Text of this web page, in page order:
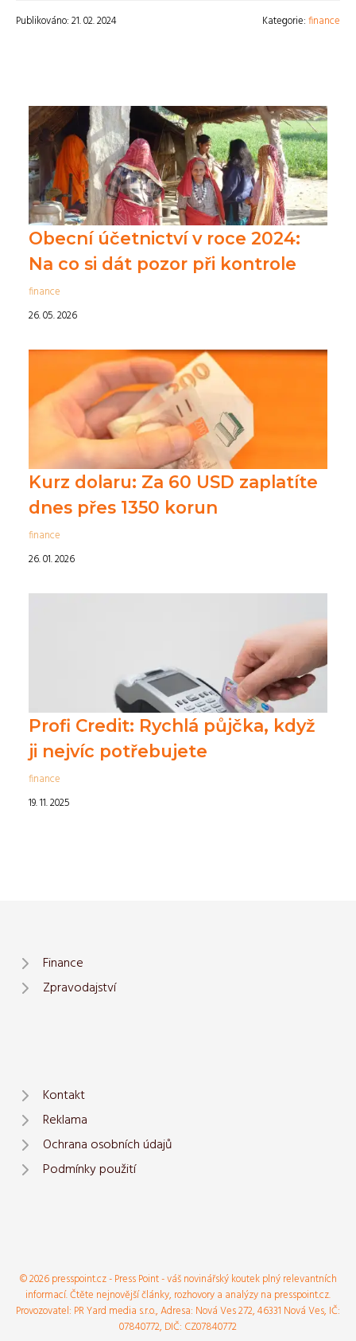
Publikováno: 21. 02. 2024 Kategorie:finance
Obecní účetnictví v roce 2024:
Na co si dát pozor při kontrole
finance
26. 05. 2026
Kurz dolaru: Za 60 USD zaplatíte
dnes přes 1350 korun
finance
26. 01. 2026
Profi Credit: Rychlá půjčka, když
ji nejvíc potřebujete
finance
19. 11. 2025
Finance
Zpravodajství
Kontakt
Reklama
Ochrana osobních údajů
Podmínky použití
© 2026 presspoint.cz - Press Point - váš novinářský koutek plný relevantních
informací. Čtěte nejnovější články, rozhovory a analýzy na presspoint.cz.
Provozovatel: PR Yard media s.r.o., Adresa: Nová Ves 272, 46331 Nová Ves, IČ:
07840772, DIČ: CZ07840772